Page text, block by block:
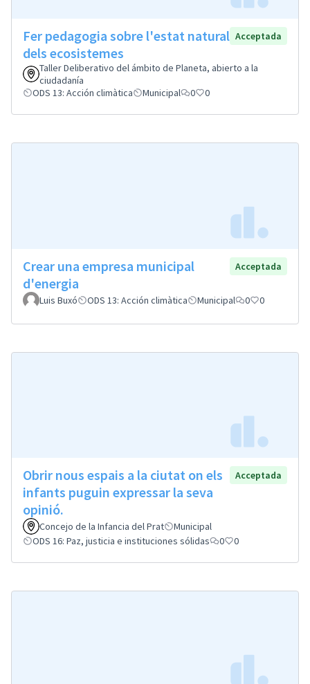
Fer pedagogia sobre l'estat natural
dels ecosistemes
Acceptada
Taller Deliberativo del ámbito de Planeta, abierto a la
ciudadanía
ODS 13: Acción climàtica
Municipal 0 0
Crear una empresa municipal
d'energia
Acceptada
Luis Buxó ODS 13: Acción climàtica Municipal 0 0
Obrir nous espais a la ciutat on els
infants puguin expressar la seva
opinió.
Acceptada
Concejo de la Infancia del Prat
Municipal
ODS 16: Paz, justicia e instituciones sólidas
0 0